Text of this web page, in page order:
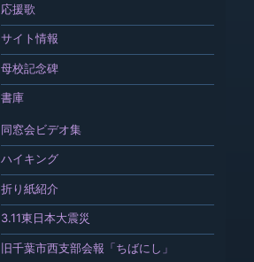
応援歌
サイト情報
母校記念碑
書庫
同窓会ビデオ集
ハイキング
折り紙紹介
3.11東日本大震災
旧千葉市西支部会報「ちばにし」